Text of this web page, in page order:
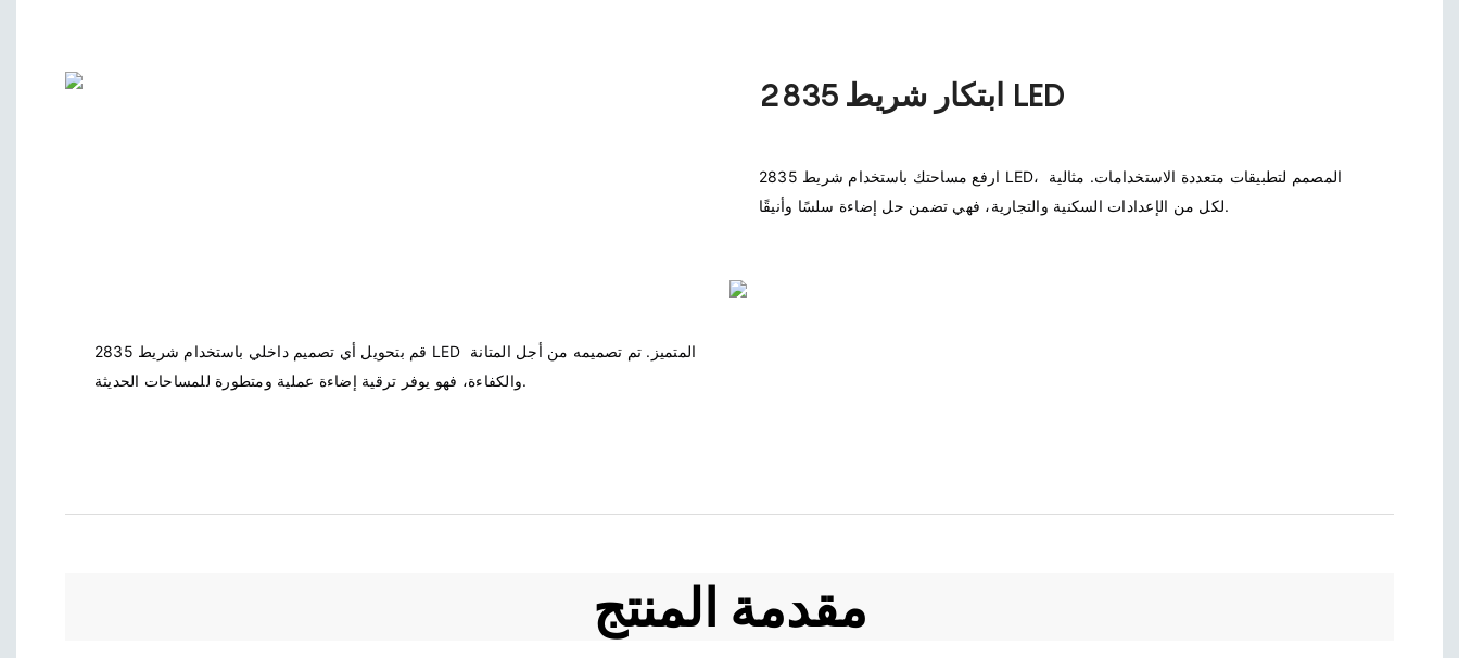
2835 ابتكار شريط LED
ارفع مساحتك باستخدام شريط 2835 LED، المصمم لتطبيقات متعددة الاستخدامات. مثالية
قم بتحويل أي تصميم داخلي باستخدام شريط 2835 LED المتميز. تم تصميمه من أجل المتانة
مقدمة المنتج